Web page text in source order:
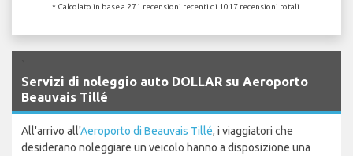
* Calcolato in base a 271 recensioni recenti di 1017 recensioni totali.
Servizi di noleggio auto DOLLAR su Aeroporto
Beauvais Tillé
All'arrivo all'Aeroporto di Beauvais Tillé, i viaggiatori che
desiderano noleggiare un veicolo hanno a disposizione una